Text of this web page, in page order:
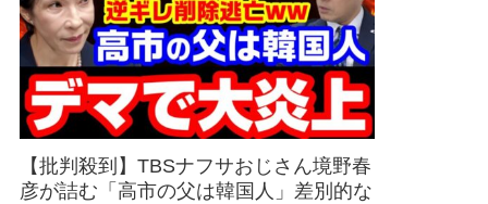
【批判殺到】TBSナフサおじさん境野春
彦が詰む「高市の父は韓国人」差別的な